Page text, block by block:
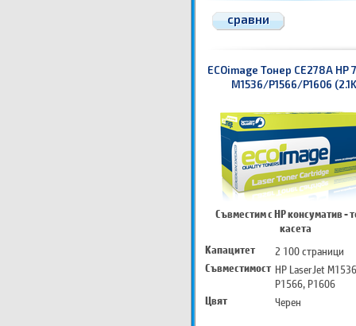
сравни
ECOimage Тонер CE278A HP
M1536/P1566/P1606
Съвместим с HP консуматив -
касета
Капацитет
2 100 страници
Съвместимост HP LaserJet
P1566, P1606
Цвят
Черен